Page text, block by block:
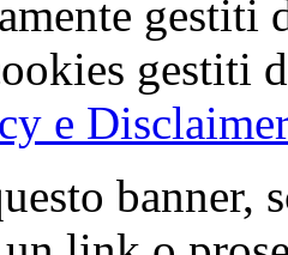
gestiti
gestiti
e Disclaimer
banner,